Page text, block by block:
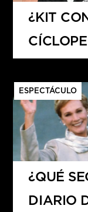
¿KIT
ESPECTÁCULO
¿QUÉ
DIARIO